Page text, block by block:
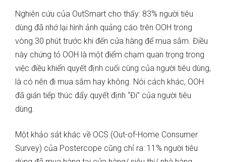
Nghiên cứu của OutSmart cho thấy: 83% người tiêu
dùng đã nhớ lại hình ảnh quảng cáo trên OOH trong
vòng 30 phút trước khi đến cửa hàng để mua sắm. Điều
này chứng tỏ OOH là một điểm chạm quan trọng trong
việc điều khiển quyết định cuối cùng của người tiêu dùng,
là có nên đi mua sắm hay không. Nói cách khác, OOH
đã gián tiếp thúc đẩy quyết định “Đi” của người tiêu
dùng.
Một khảo sát khác về OCS (Out-of-Home Consumer
Survey) của Postercope cũng chỉ ra: 11% người tiêu